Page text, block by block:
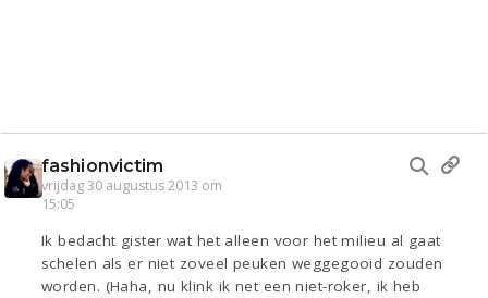
fashionvictim
vrijdag 30 augustus 2013 om
15:05
Ik bedacht gister wat het alleen voor het milieu al gaat
schelen als er niet zoveel peuken weggegooid zouden
worden. (Haha, nu klink ik net een niet-roker, ik heb